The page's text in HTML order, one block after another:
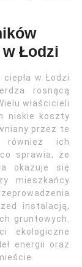
Łodzi
w Łodzi
rosnącą
właścicieli
niskie koszty
przez te
również ich
sprawia, że
okazuje się
mieszkańcy
instalacją,
gruntowych.
ekologiczne
energii oraz